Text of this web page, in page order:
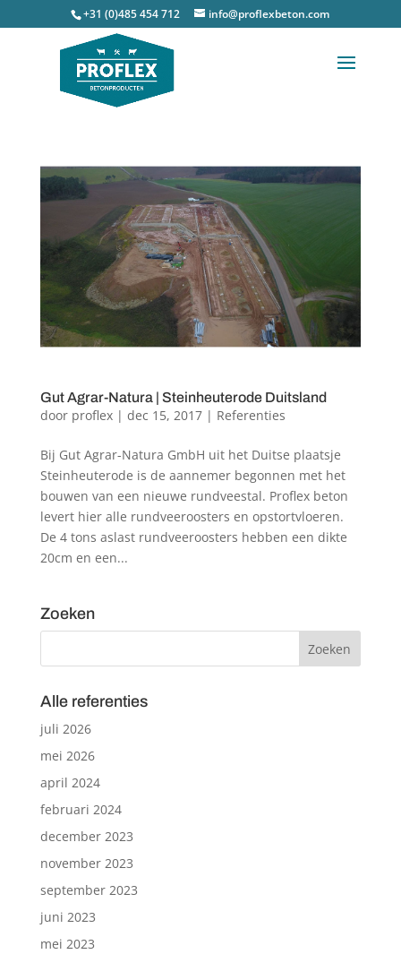
+31 (0)485 454 712 info@proflexbeton.com
Gut Agrar-Natura | Steinheuterode Duitsland
door proflex| dec 15, 2017| Referenties
Bij Gut Agrar-Natura GmbH uit het Duitse plaatsje
Steinheuterode is de aannemer begonnen met het
bouwen van een nieuwe rundveestal. Proflex beton
levert hier alle rundveeroosters en opstortvloeren.
De 4 tons aslast rundveeroosters hebben een dikte
20cm en een...
Zoeken
Alle referenties
juli 2026
mei 2026
april 2024
februari 2024
december 2023
november 2023
september 2023
juni 2023
mei 2023